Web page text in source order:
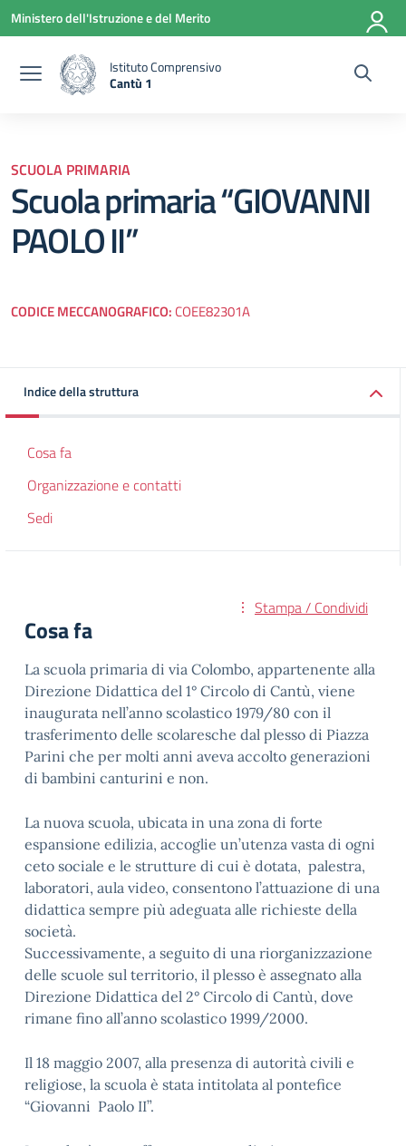
Vai ai contenuti
Vai al menu di navigazione
Vai al footer
Ministero dell'Istruzione e del Merito
Istituto Comprensivo
Cantù 1
SCUOLA PRIMARIA
Scuola primaria “GIOVANNI
PAOLO II”
CODICE MECCANOGRAFICO: COEE82301A
Indice della struttura
Cosa fa
Organizzazione e contatti
Sedi
Stampa / Condividi
Cosa fa
La scuola primaria di via Colombo, appartenente alla
Direzione Didattica del 1° Circolo di Cantù, viene
inaugurata nell’anno scolastico 1979/80 con il
trasferimento delle scolaresche dal plesso di Piazza
Parini che per molti anni aveva accolto generazioni
di bambini canturini e non.
La nuova scuola, ubicata in una zona di forte
espansione edilizia, accoglie un’utenza vasta di ogni
ceto sociale e le strutture di cui è dotata, palestra,
laboratori, aula video, consentono l’attuazione di una
didattica sempre più adeguata alle richieste della
società.
Successivamente, a seguito di una riorganizzazione
delle scuole sul territorio, il plesso è assegnato alla
Direzione Didattica del 2° Circolo di Cantù, dove
rimane fino all’anno scolastico 1999/2000.
Il 18 maggio 2007, alla presenza di autorità civili e
religiose, la scuola è stata intitolata al pontefice
“Giovanni Paolo II”.